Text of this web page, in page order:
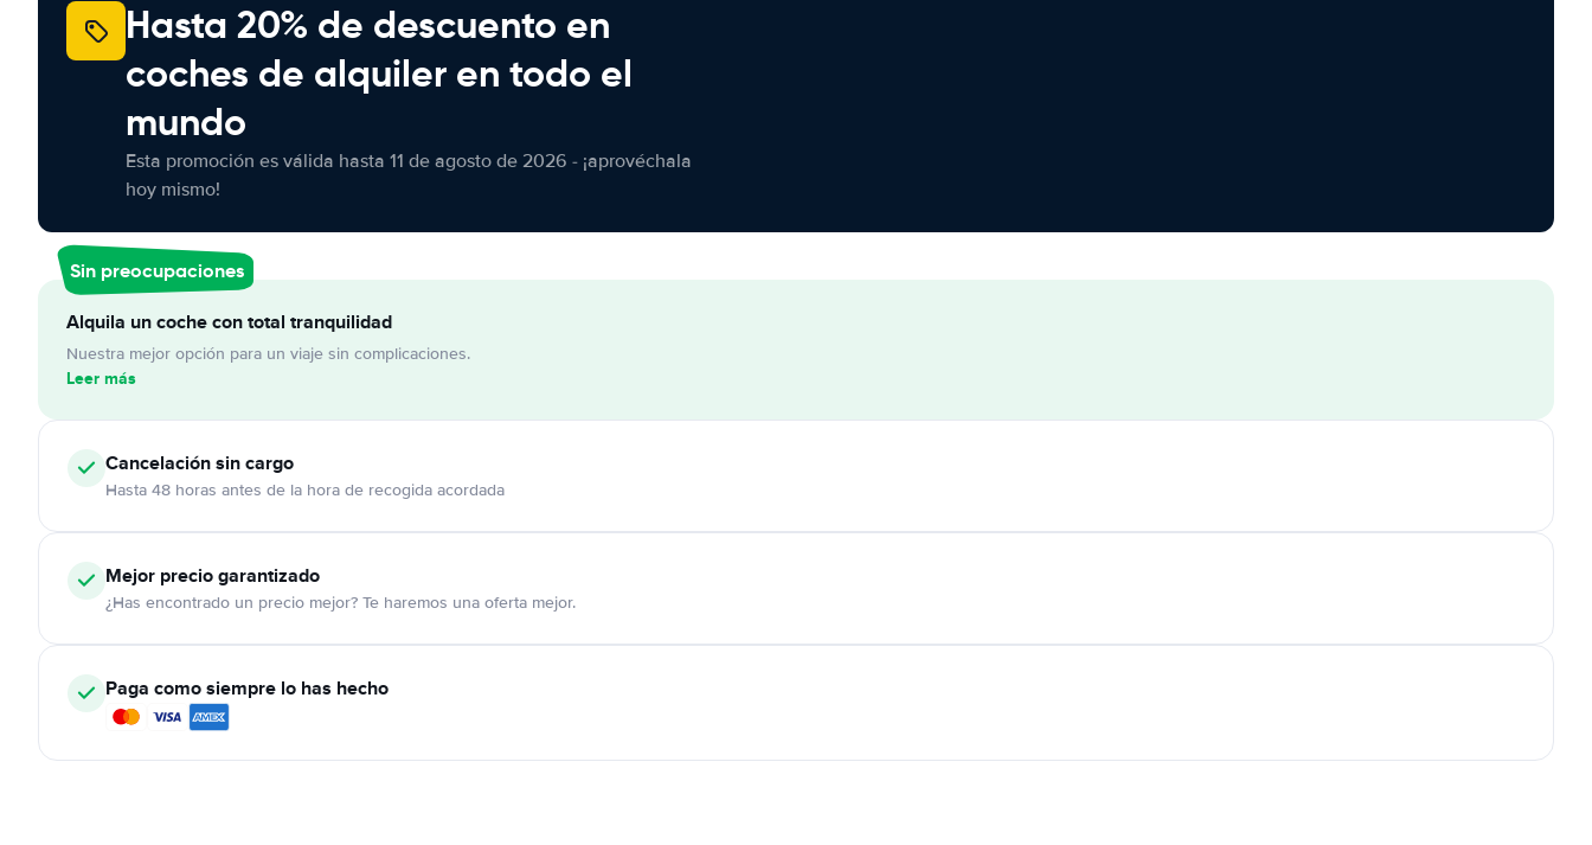
Hasta 20% de descuento en
coches de alquiler en todo el
mundo
Esta promoción es válida hasta 11 de agosto de 2026 - ¡aprovéchala
hoy mismo!
Sin preocupaciones
Alquila un coche con total tranquilidad
Nuestra mejor opción para un viaje sin complicaciones.
Leer más
Cancelaciónsin cargo
Hasta 48 horas antes de la hora de recogida acordada
Mejor precio garantizado
¿Has encontrado un precio mejor? Te haremos una oferta mejor.
Paga como siempre lo has hecho